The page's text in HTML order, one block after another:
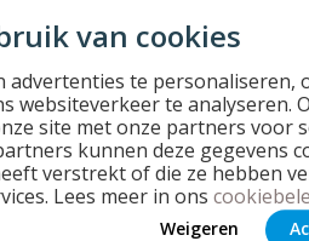
van cookies
te personaliseren,
websiteverkeer te analyseren.
site met onze partners voor
kunnen deze gegevens
verstrekt of die ze hebben
Lees meer in ons
Weigeren
€
245,01
1 2 3 4